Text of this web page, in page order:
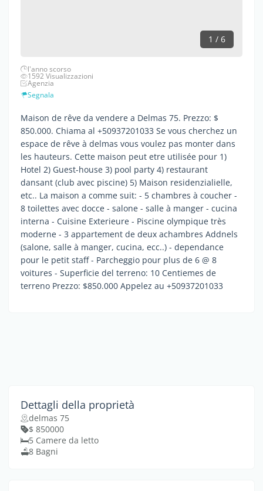
1 / 6
l'anno scorso
1592 Visualizzazioni
Agenzia
Segnala
Maison de rêve da vendere a Delmas 75. Prezzo: $
850.000. Chiama al +50937201033 Se vous cherchez un
espace de rêve à delmas vous voulez pas monter dans
les hauteurs. Cette maison peut etre utilisée pour 1)
Hotel 2) Guest-house 3) pool party 4) restaurant
dansant (club avec piscine) 5) Maison residenzialielle,
etc.. La maison a comme suit: - 5 chambres à coucher -
8 toilettes avec docce - salone - salle à manger - cucina
interna - Cuisine Exterieure - Piscine olympique très
moderne - 3 appartement de deux achambres Addnels
(salone, salle à manger, cucina, ecc..) - dependance
pour le petit staff - Parcheggio pour plus de 6 @ 8
voitures - Superficie del terreno: 10 Centiemes de
terreno Prezzo: $850.000 Appelez au +50937201033
Dettagli della proprietà
delmas 75
$ 850000
5 Camere da letto
8 Bagni